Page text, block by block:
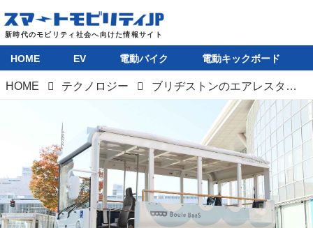
HOME EV 電動バイク 電動キックボード
HOME テクノロジー ブリヂストンのエアレスタイヤで公道走行。パンクしない次世代タイヤ「エアフリー」搭載のバスで実証実験を開始